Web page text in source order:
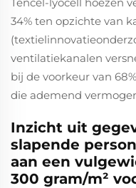
34% ten opzichte van
ventilatiekanalen
bij de voorkeur van
die ademend
Inzicht uit
slapende
aan een
300 gram/m²